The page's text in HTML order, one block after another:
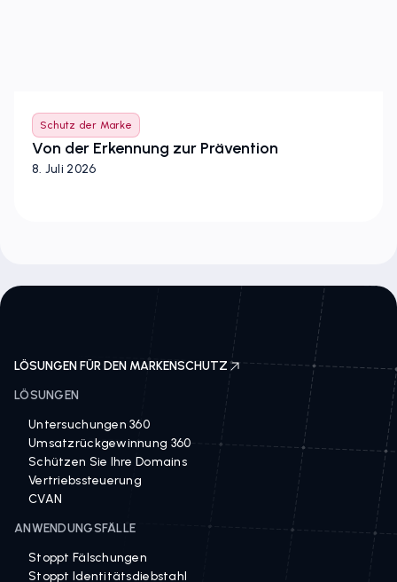
Schutz der Marke
Von der Erkennung zur Prävention
Untersuchungen 360
Umsatzrückgewinnung 360
Schützen Sie Ihre Domains
Vertriebssteuerung
Stoppt Fälschungen